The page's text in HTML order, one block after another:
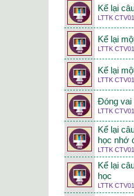
Kể lại
LTTK CTV01
Kể lại
LTTK CTV01
Kể lại
LTTK CTV01
Đóng vai
LTTK CTV01
Kể lại
học nhớ
LTTK CTV01
Kể lại
học
LTTK CTV01